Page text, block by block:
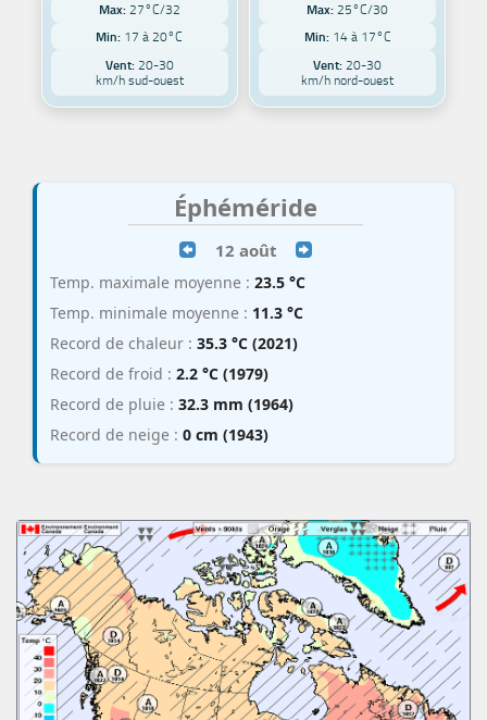
Max: 27°C/32
Min: 17 à 20°C
Vent:20-30
km/h sud-ouest
Max: 25°C/30
Min: 14 à 17°C
Vent: 20-30
km/h nord-ouest
Éphéméride
12 août
Temp. maximale moyenne : 23.5 °C
Temp. minimale moyenne : 11.3 °C
Record de chaleur : 35.3 °C (2021)
Record de froid : 2.2 °C (1979)
Record de pluie : 32.3 mm (1964)
Record de neige : 0 cm (1943)